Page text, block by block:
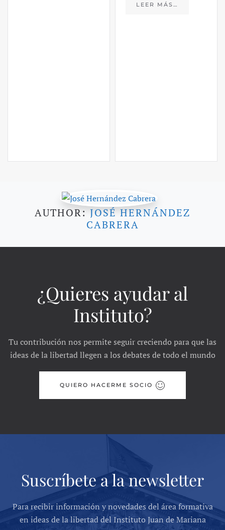
LEER MÁS…
AUTHOR:JOSÉ HERNÁNDEZ
CABRERA
¿Quieres ayudar al
Instituto?
Tu contribución nos permite seguir creciendo para que las
ideas de la libertad llegen a los debates de todo el mundo
QUIERO HACERME SOCIO
Suscríbete a la newsletter
Para recibir información y novedades del área formativa
en ideas de la libertad del Instituto Juan de Mariana